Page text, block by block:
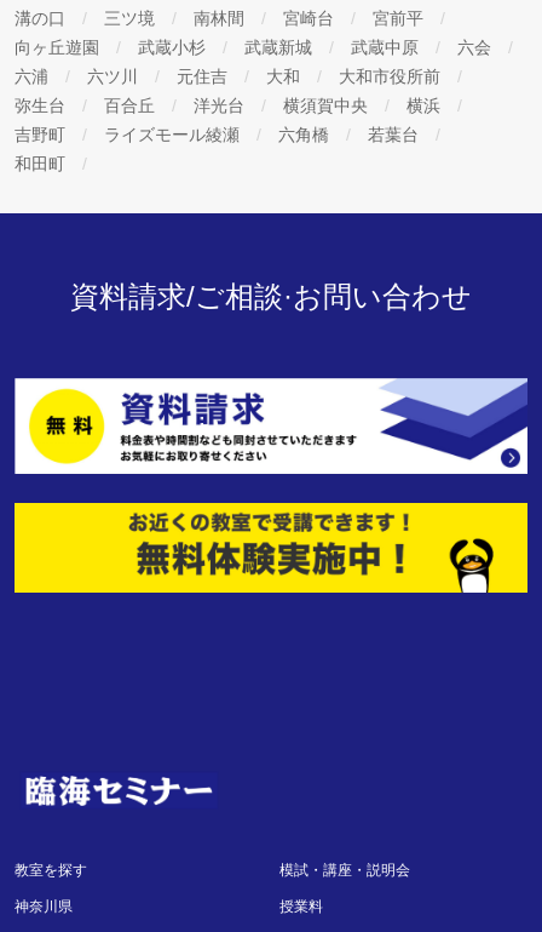
溝の口
三ツ境 南林間 宮崎台
宮前平
向ヶ丘遊園
武蔵小杉 武蔵新城 武蔵中原
六会
六浦
六ツ川 元住吉 大和
大和市役所前
弥生台
百合丘 洋光台 横須賀中央
横浜
吉野町
ライズモール綾瀬 六角橋
若葉台
和田町
資料請求/ご相談·お問い合わせ
教室を探す
神奈川県
模試・講座・説明会
授業料